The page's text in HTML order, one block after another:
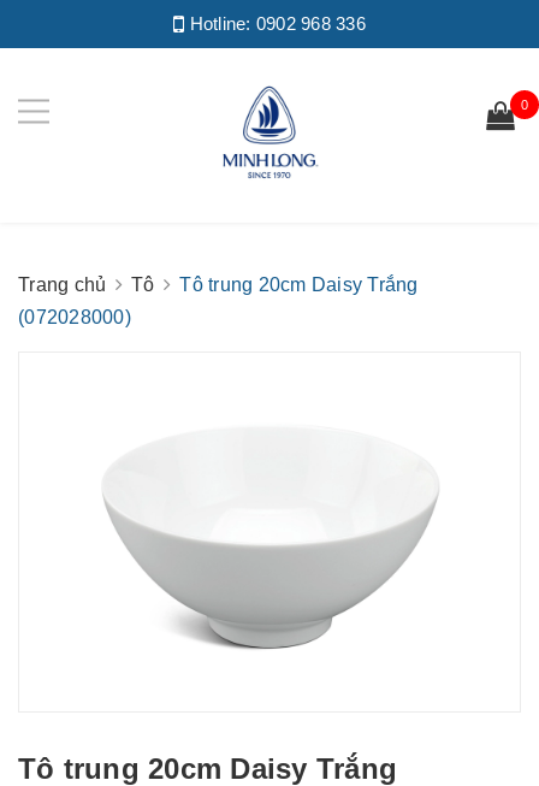
Hotline: 0902 968 336
0
Trang chủ Tô
Tô trung 20cm Daisy Trắng
(072028000)
Tô trung 20cm Daisy Trắng